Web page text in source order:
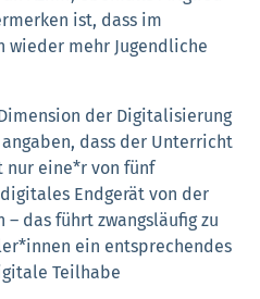
ist, dass im
wieder mehr Jugendliche
der Digitalisierung
dass der Unterricht
eine*r von fünf
Endgerät von der
das führt zwangsläufig zu
ein entsprechendes
Teilhabe